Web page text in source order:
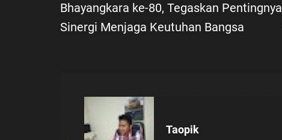
v
Bhayangkara ke-80, Tegaskan Pentingnya
Sinergi Menjaga Keutuhan Bangsa
Taopik